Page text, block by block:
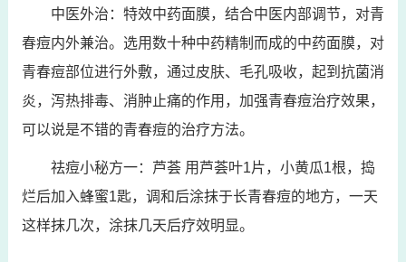
中医外治：特效中药面膜，结合中医内部调节，对青
春痘内外兼治。选用数十种中药精制而成的中药面膜，对
青春痘部位进行外敷，通过皮肤、毛孔吸收，起到抗菌消
炎，泻热排毒、消肿止痛的作用，加强青春痘治疗效果，
可以说是不错的青春痘的治疗方法。
祛痘小秘方一：芦荟 用芦荟叶1片，小黄瓜1根，捣
烂后加入蜂蜜1匙，调和后涂抹于长青春痘的地方，一天
这样抹几次，涂抹几天后疗效明显。